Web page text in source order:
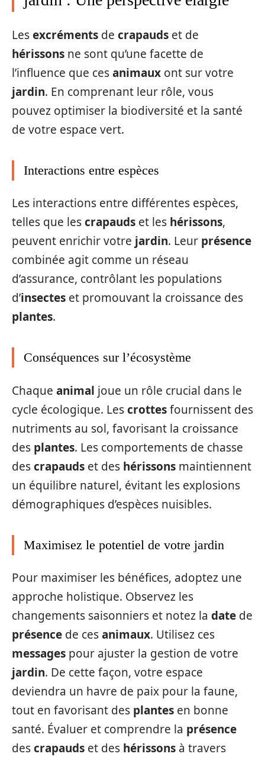
Lesexcréments de crapauds et de
hérissons ne sont qu’une facette de
l’influence que cesanimaux ont sur votre
jardin. En comprenant leur rôle, vous
pouvez optimiser la biodiversité et la santé
de votre espace vert.
Interactions entre espèces
Les interactions entre différentes espèces,
telles que lescrapauds et les hérissons,
peuvent enrichir votre jardin. Leur présence
combinée agit comme un réseau
d’assurance, contrôlant les populations
d’insectes et promouvant la croissance des
plantes.
Conséquences sur l’écosystème
Chaque animal joue un rôle crucial dans le
cycle écologique. Lescrottesfournissent des
nutriments au sol, favorisant la croissance
des plantes. Les comportements de chasse
descrapauds et des hérissons maintiennent
un équilibre naturel, évitant les explosions
démographiques d’espèces nuisibles.
Maximisez le potentiel de votre jardin
Pour maximiser les bénéfices, adoptez une
approche holistique. Observez les
changements saisonniers et notez la date de
présence de cesanimaux. Utilisez ces
messages pour ajuster la gestion de votre
jardin. De cette façon, votre espace
deviendra un havre de paix pour la faune,
tout en favorisant des plantes en bonne
santé. Évaluer et comprendre la présence
descrapauds et des hérissons à travers